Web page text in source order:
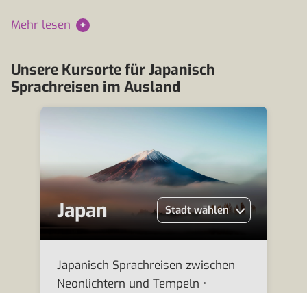
Mehr lesen +
Unsere Kursorte für Japanisch
Sprachreisen im Ausland
Japan Stadt wählen
Japanisch Sprachreisen zwischen
Neonlichtern und Tempeln •